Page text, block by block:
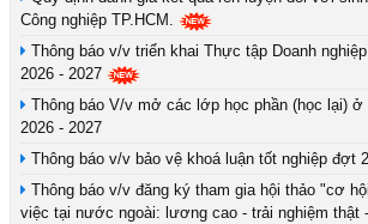
Công nghiệp TP.HCM.
Thông báo v/v triển khai Thực tập Doanh
2026 - 2027
Thông báo V/v mở các lớp học phần (học lại) ở
2026 - 2027
Thông báo v/v bảo vệ khoá luận tốt nghiệp đợt
Thông báo v/v đăng ký tham gia hội thảo "cơ
việc tại nước ngoài: lương cao - trải nghiệm